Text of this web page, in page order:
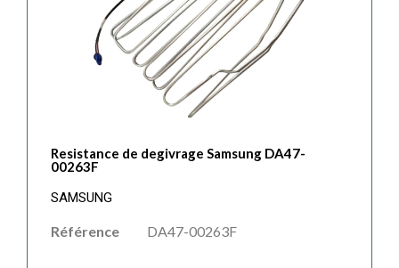
Resistance de degivrage Samsung DA47-
00263F
SAMSUNG
Référence DA47-00263F